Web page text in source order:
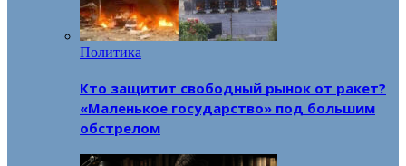
Политика
Кто защитит свободный рынок от ракет?
«Маленькое государство» под большим
обстрелом